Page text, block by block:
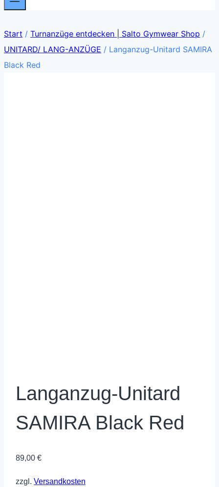
Start / Turnanzüge entdecken | Salto Gymwear Shop /
UNITARD/ LANG-ANZÜGE / Langanzug-Unitard SAMIRA
Black Red
Langanzug-Unitard
SAMIRA Black Red
89,00 €
zzgl. Versandkosten